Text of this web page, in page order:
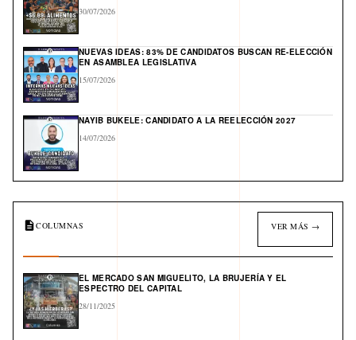
30/07/2026
NUEVAS IDEAS: 83% DE CANDIDATOS BUSCAN RE-ELECCIÓN
EN ASAMBLEA LEGISLATIVA
15/07/2026
NAYIB BUKELE: CANDIDATO A LA REELECCIÓN 2027
14/07/2026
COLUMNAS VER MÁS →
EL MERCADO SAN MIGUELITO, LA BRUJERÍA Y EL
ESPECTRO DEL CAPITAL
28/11/2025